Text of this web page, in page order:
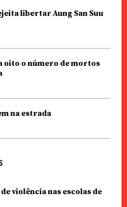
libertar Aung San Suu
oito o número de mortos
na estrada
violência nas escolas de